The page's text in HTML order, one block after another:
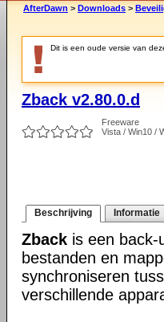
AfterDawn > Downloads >
Dit is een oude versie van
Zback v2.80.0.d
Freeware
Vista / Win10 /
Beschrijving Informatie
Zback is een back-
bestanden en
synchroniseren
verschillende